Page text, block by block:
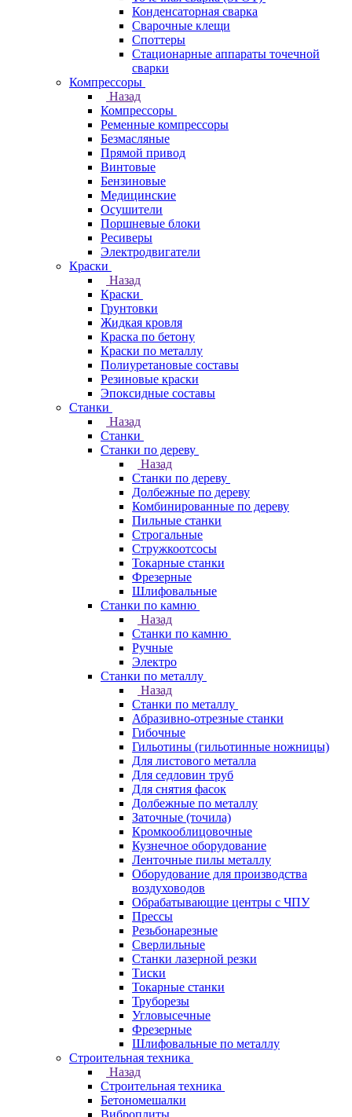
Конденсаторная сварка
Сварочные клещи
Споттеры
Стационарные аппараты точечной
сварки
Компрессоры
Назад
Компрессоры
Ременные компрессоры
Безмасляные
Прямой привод
Винтовые
Бензиновые
Медицинские
Осушители
Поршневые блоки
Ресиверы
Электродвигатели
Краски
Назад
Краски
Грунтовки
Жидкая кровля
Краска по бетону
Краски по металлу
Полиуретановые составы
Резиновые краски
Эпоксидные составы
Станки
Назад
Станки
Станки по дереву
Назад
Станки по дереву
Долбежные по дереву
Комбинированные по дереву
Пильные станки
Строгальные
Стружкоотсосы
Токарные станки
Фрезерные
Шлифовальные
Станки по камню
Назад
Станки по камню
Ручные
Электро
Станки по металлу
Назад
Станки по металлу
Абразивно-отрезные станки
Гибочные
Гильотины (гильотинные ножницы)
Для листового металла
Для седловин труб
Для снятия фасок
Долбежные по металлу
Заточные (точила)
Кромкооблицовочные
Кузнечное оборудование
Ленточные пилы металлу
Оборудование для производства
воздуховодов
Обрабатывающие центры с ЧПУ
Прессы
Резьбонарезные
Сверлильные
Станки лазерной резки
Тиски
Токарные станки
Труборезы
Угловысечные
Фрезерные
Шлифовальные по металлу
Строительная техника
Назад
Строительная техника
Бетономешалки
Виброплиты